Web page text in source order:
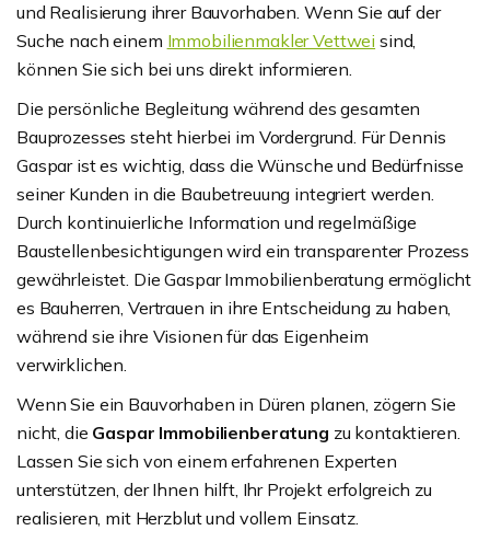
und Realisierung ihrer Bauvorhaben. Wenn Sie auf der
Suche nach einem Immobilienmakler Vettwei sind,
können Sie sich bei uns direkt informieren.
Die persönliche Begleitung während des gesamten
Bauprozesses steht hierbei im Vordergrund. Für Dennis
Gaspar ist es wichtig, dass die Wünsche und Bedürfnisse
seiner Kunden in die Baubetreuung integriert werden.
Durch kontinuierliche Information und regelmäßige
Baustellenbesichtigungen wird ein transparenter Prozess
gewährleistet. Die Gaspar Immobilienberatung ermöglicht
es Bauherren, Vertrauen in ihre Entscheidung zu haben,
während sie ihre Visionen für das Eigenheim
verwirklichen.
Wenn Sie ein Bauvorhaben in Düren planen, zögern Sie
nicht, die Gaspar Immobilienberatung zu kontaktieren.
Lassen Sie sich von einem erfahrenen Experten
unterstützen, der Ihnen hilft, Ihr Projekt erfolgreich zu
realisieren, mit Herzblut und vollem Einsatz.